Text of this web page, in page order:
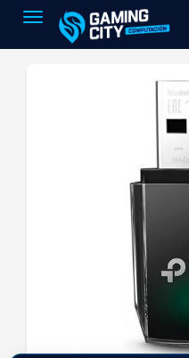
Toggle navigation